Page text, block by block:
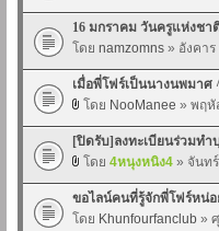
16 มกราคม วันครูแห่งช
โดย namzomns » อังคา
เมื่อพี่โฟร์เป็นนางนพมาศ
โดย NooManee » พฤหั
[ปิดรับ]ลงทะเบียนร่วมทำ
โดย 4หนุงหนิง4 » จันท
ขอไลน์คนที่รู้จักพี่โฟร์หน่อ
โดย Khunfourfanclub »